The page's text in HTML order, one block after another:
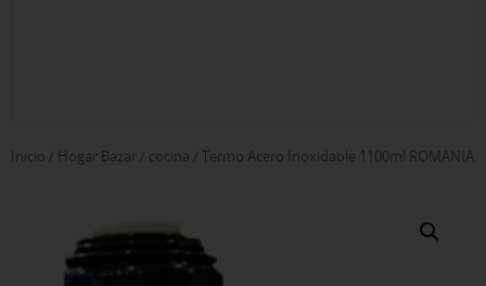
Inicio / Hogar Bazar / cocina / Termo Acero Inoxidable 1100ml ROMANIA